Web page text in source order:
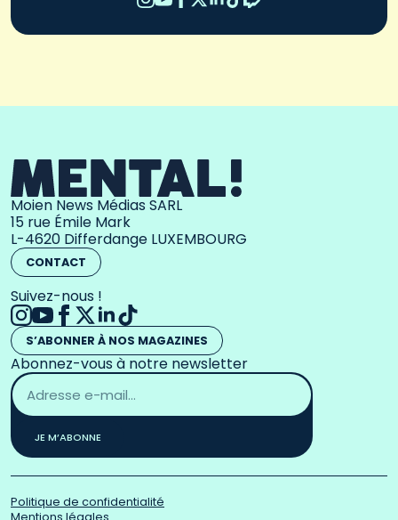
Moien News Médias SARL
15 rue Émile Mark
L-4620 Differdange LUXEMBOURG
CONTACT
Suivez-nous !
S’ABONNER À NOS MAGAZINES
Abonnez-vous à notre newsletter
Adresse
email
*
JE M’ABONNE
Politique de confidentialité
Mentions légales